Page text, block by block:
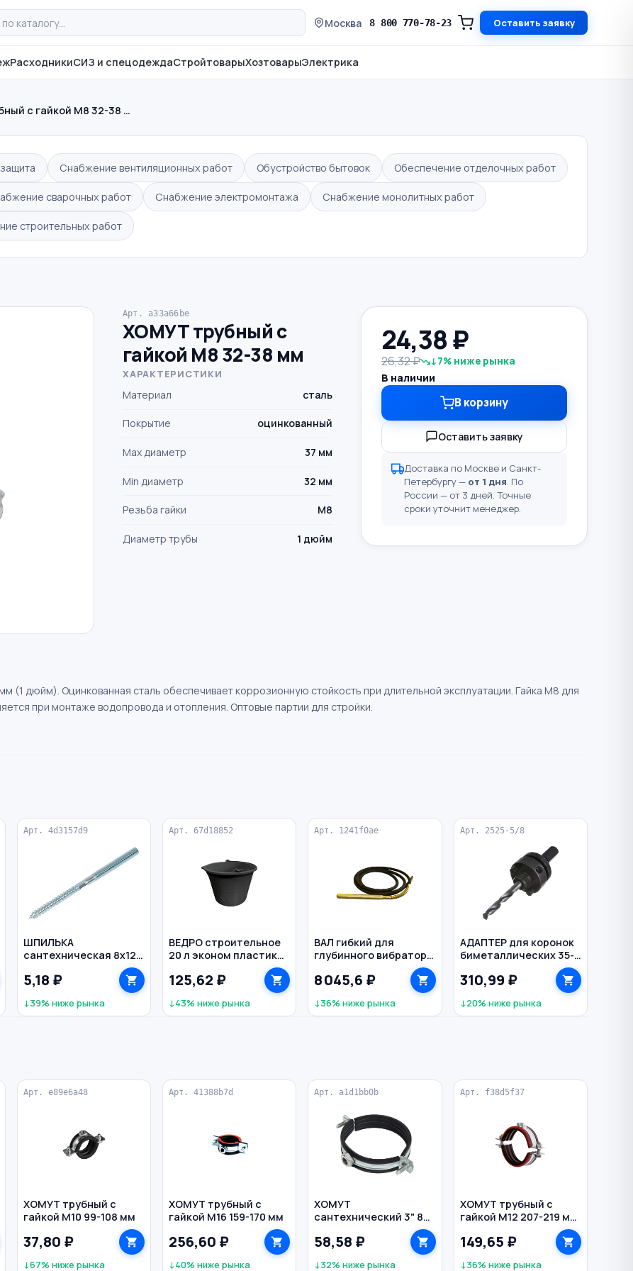
Москва 8 800 770-78-23 Оставить заявку
РасходникиСИЗ и спецодеждаСтройтоварыХозтоварыЭлектрика
с гайкой М8 32-38 …
Снабжение вентиляционных работ Обустройство бытовок Обеспечение отделочных работ
сварочных работ Снабжение электромонтажа Снабжение монолитных работ
строительных работ
Арт. a33a66be
ХОМУТ трубный с
гайкой М8 32-38 мм
ХАРАКТЕРИСТИКИ
Материал сталь
Покрытие оцинкованный
Max диаметр 37 мм
Min диаметр 32 мм
Резьба гайки М8
Диаметр трубы 1 дюйм
24,38₽
26,32 ₽ ↓7% ниже рынка
В наличии
В корзину
Оставить заявку
Доставка по Москве и Санкт-
Петербургу — от 1 дня. По
России — от 3 дней. Точные
сроки уточнит менеджер.
(1 дюйм). Оцинкованная сталь обеспечивает коррозионную стойкость при длительной эксплуатации. Гайка М8 для
при монтаже водопровода и отопления. Оптовые партии для стройки.
Арт. 4d3157d9
ШПИЛЬКА
сантехническая 8х120
5,18 ₽
↓39% ниже рынка
Арт. 67d18852
ВЕДРО строительное
20 л эконом пластик
125,62 ₽
↓43% ниже рынка
Арт. 1241f0ae
ВАЛ гибкий для
глубинного вибратора
вибронаконечником
8 045,6 ₽
↓36% ниже рынка
Арт. 2525-5/8
АДАПТЕР для коронок
биметаллических 35-
центрирующим
VERTEXTOOLS
310,99 ₽
↓20% ниже рынка
Арт. e89e6a48
ХОМУТ трубный с
гайкой М10 99-108 мм
37,80 ₽
↓67% ниже рынка
Арт. 41388b7d
ХОМУТ трубный с
гайкой М16 159-170 мм
256,60 ₽
↓40% ниже рынка
Арт. a1d1bb0b
ХОМУТ
сантехнический 3" 87-
94 мм с гайкой М10
58,58 ₽
↓32% ниже рынка
Арт. f38d5f37
ХОМУТ трубный с
гайкой М12 207-219 мм
149,65 ₽
↓36% ниже рынка